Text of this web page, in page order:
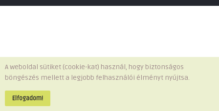
A weboldal sütiket (cookie-kat) használ, hogy biztonságos
böngészés mellett a legjobb felhasználói élményt nyújtsa.
Elfogadom!